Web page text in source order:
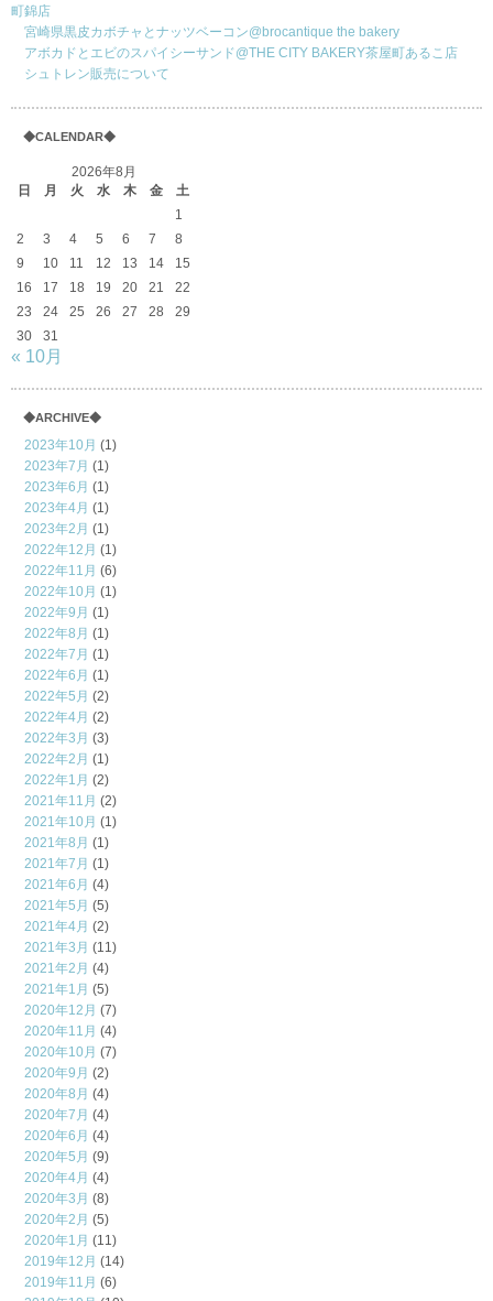
町錦店
宮崎県黒皮カボチャとナッツベーコン@brocantique the bakery
アボカドとエビのスパイシーサンド@THE CITY BAKERY茶屋町あるこ店
シュトレン販売について
◆CALENDAR◆
2026年8月
日
月 火 水 木 金
土
1
2
3 4 5 6 7
8
9
10 11 12 13 14
15
16
17 18 19 20 21
22
23
24 25 26 27 28
29
30
31
« 10月
◆ARCHIVE◆
2023年10月 (1)
2023年7月 (1)
2023年6月 (1)
2023年4月 (1)
2023年2月 (1)
2022年12月 (1)
2022年11月 (6)
2022年10月 (1)
2022年9月 (1)
2022年8月 (1)
2022年7月 (1)
2022年6月 (1)
2022年5月 (2)
2022年4月 (2)
2022年3月 (3)
2022年2月 (1)
2022年1月 (2)
2021年11月 (2)
2021年10月 (1)
2021年8月 (1)
2021年7月 (1)
2021年6月 (4)
2021年5月 (5)
2021年4月 (2)
2021年3月 (11)
2021年2月 (4)
2021年1月 (5)
2020年12月 (7)
2020年11月 (4)
2020年10月 (7)
2020年9月 (2)
2020年8月 (4)
2020年7月 (4)
2020年6月 (4)
2020年5月 (9)
2020年4月 (4)
2020年3月 (8)
2020年2月 (5)
2020年1月 (11)
2019年12月 (14)
2019年11月 (6)